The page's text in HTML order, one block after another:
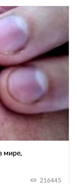
мире,
216445